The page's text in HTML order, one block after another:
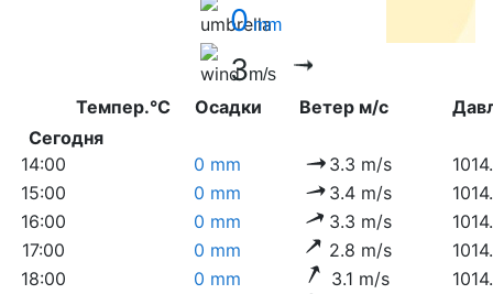
0mm
3m/s
Темпер.°C Осадки Ветер м/с
Сегодня
14:00
0 mm 3.3 m/s
15:00
0 mm 3.4 m/s
16:00
0 mm 3.3 m/s
17:00
0 mm 2.8 m/s
18:00
0 mm 3.1 m/s